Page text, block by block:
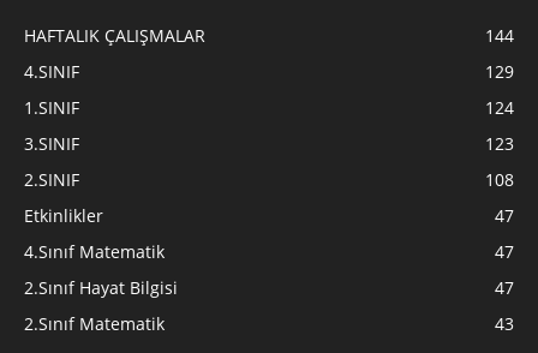
HAFTALIK ÇALIŞMALAR
144
4.SINIF
129
1.SINIF
124
3.SINIF
123
2.SINIF
108
Etkinlikler
47
4.Sınıf Matematik
47
2.Sınıf Hayat Bilgisi
47
2.Sınıf Matematik
43